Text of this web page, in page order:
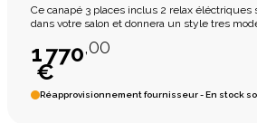
Ce canapé 3 places inclus 2 relax
dans votre salon et donnera un style tres
1 770,00
€
Réapprovisionnement fournisseur - En stock